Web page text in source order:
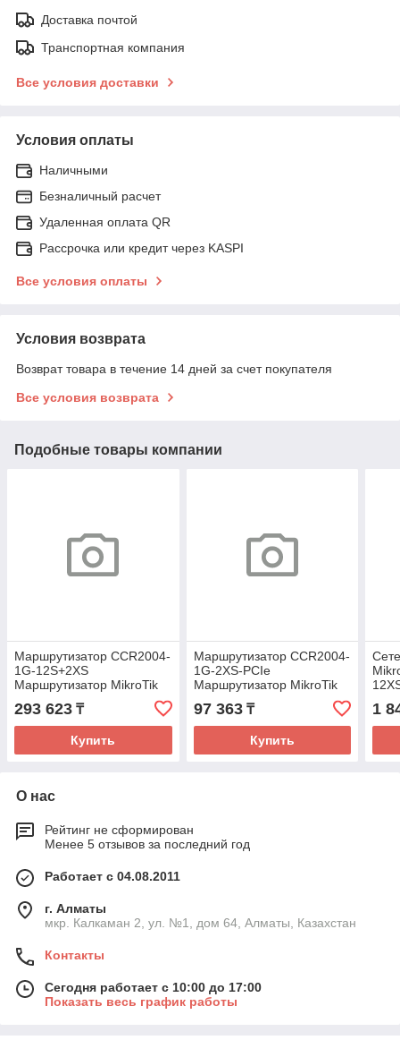
Доставка почтой
Транспортная компания
Все условия доставки
Условия оплаты
Наличными
Безналичный расчет
Удаленная оплата QR
Рассрочка или кредит через KASPI
Все условия оплаты
Условия возврата
Возврат товара в течение 14 дней за счет покупателя
Все условия возврата
Подобные товары компании
Маршрутизатор CCR2004-
1G-12S+2XS
Маршрутизатор MikroTik
293 623 ₸
Купить
Маршрутизатор CCR2004-
1G-2XS-PCIe
Маршрутизатор MikroTik
97 363₸
Купить
1
О нас
Рейтинг не сформирован
Менее 5 отзывов за последний год
Работает с 04.08.2011
г. Алматы
мкр. Калкаман 2, ул. №1, дом 64, Алматы, Казахстан
Контакты
Сегодня работает с 10:00 до 17:00
Показать весь график работы